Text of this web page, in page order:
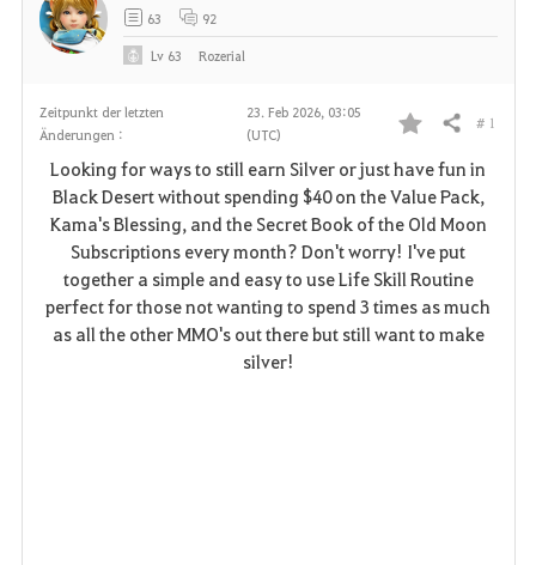
Zeitpunkt der letzten
Änderungen :
23. Feb 2026, 03:05
(UTC)
F
a
v
o
r
Teilen # 1
Looking for ways to still earn Silver or just have fun in
Black Desert without spending $40 on the Value Pack,
Kama's Blessing, and the Secret Book of the Old Moon
Subscriptions every month? Don't worry! I've put
together a simple and easy to use Life Skill Routine
perfect for those not wanting to spend 3 times as much
as all the other MMO's out there but still want to make
silver!
63 92
Lv 63 Rozerial